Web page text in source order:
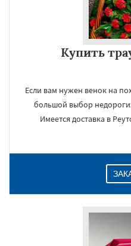
Купить
Если вам нужен венок на
большой выбор
Имеется доставка в